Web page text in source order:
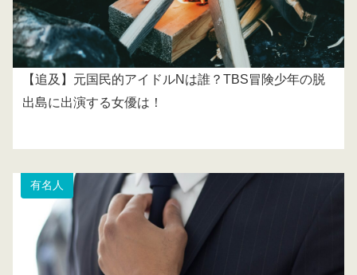
【追及】元国民的アイドルNは誰？TBS冒険少年の脱
出島に出演する女優は！
有名人